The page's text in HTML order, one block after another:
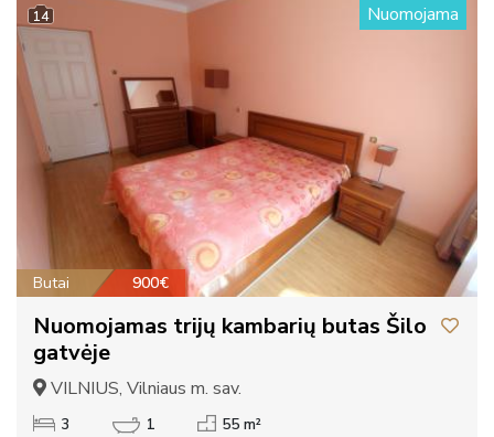
14 Nuomojama
Butai 900€
Nuomojamas trijų kambarių butas Šilo
gatvėje
VILNIUS, Vilniaus m. sav.
3 1 55 m²